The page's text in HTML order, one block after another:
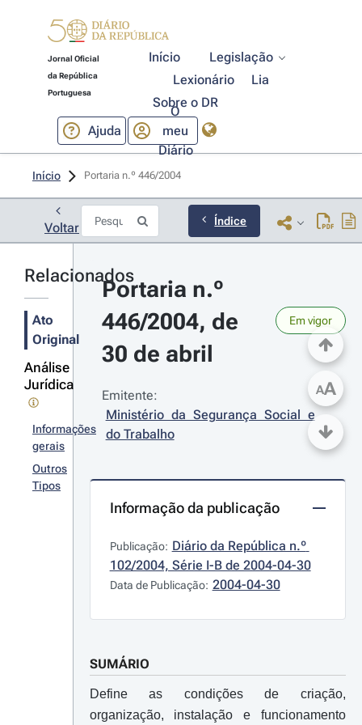
Jornal Oficial
da República
Portuguesa
Início
Legislação
Lexionário
Lia
Sobre o DR
Ajuda
O
meu
Diário
Início Portaria n.º 446/2004
Voltar Índice
Relacionados
Ato
Original
Análise
Jurídica
Informações
gerais
Outros
Tipos
Portaria n.º
446/2004, de
30 de abril
Em vigor
Emitente:
Ministério da Segurança Social e
do Trabalho
Informação da publicação
Publicação: Diário da República n.º
102/2004, Série I-B de 2004-04-30
Data de Publicação: 2004-04-30
SUMÁRIO
Define as condições de criação,
organização, instalação e funcionamento
AA